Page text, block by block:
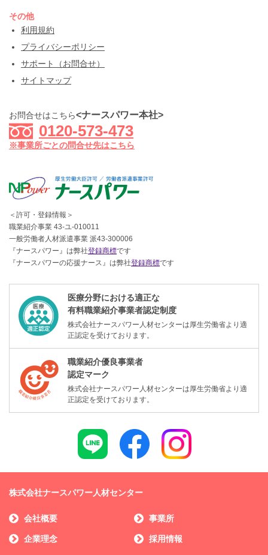
その他
利用規約
プライバシーポリシー
サポート（お問合せ）
サイトマップ
お問合せはこちら<ナースパワー本社>
0120-573-473
※事業所ごとの問合せ先はこちら
＜許可・登録情報＞
職業紹介事業 43-ユ-010011
一般労働者人材派遣事業 派43-300006
『ナースパワー』は弊社登録商標です
『ナースパワーの応援ナース』は弊社登録商標です
医療分野における適正な
有料職業紹介事業者認定制度
株式会社ナースパワー人材センターは厚生労働省より適
正認定を受けております。
職業紹介優良事業者
認定マーク
株式会社ナースパワー人材センターは厚生労働省より適
正認定を受けております。
株式会社ナースパワー人材センター
会社概要 事業所
企業理念 採用情報